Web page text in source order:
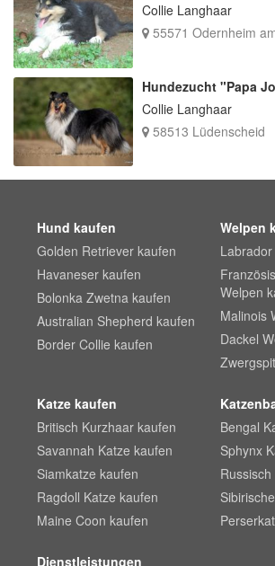
Collie Langhaar
55571 Odernheim
Hundezucht "Papa
Collie Langhaar
58513 Lüdenscheid
Hund kaufen
Golden Retriever kaufen
Havaneser kaufen
Bolonka Zwetna kaufen
Australian Shepherd kaufen
Border Collie kaufen
Welpen
Welpen
Malinois
Dackel
Katze kaufen
Britisch Kurzhaar kaufen
Savannah Katze kaufen
Siamkatze kaufen
Ragdoll Katze kaufen
Maine Coon kaufen
Bengal
Sphynx
Dienstleistungen